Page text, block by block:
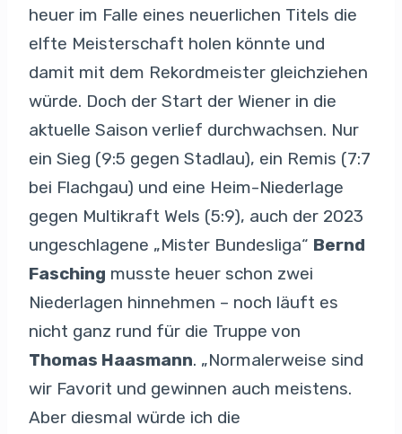
heuer im Falle eines neuerlichen Titels die
elfte Meisterschaft holen könnte und
damit mit dem Rekordmeister gleichziehen
würde. Doch der Start der Wiener in die
aktuelle Saison verlief durchwachsen. Nur
ein Sieg (9:5 gegen Stadlau), ein Remis (7:7
bei Flachgau) und eine Heim-Niederlage
gegen Multikraft Wels (5:9), auch der 2023
ungeschlagene „Mister Bundesliga“ Bernd
Fasching musste heuer schon zwei
Niederlagen hinnehmen – noch läuft es
nicht ganz rund für die Truppe von
Thomas Haasmann. „Normalerweise sind
wir Favorit und gewinnen auch meistens.
Aber diesmal würde ich die